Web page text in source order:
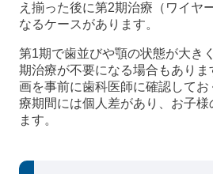
え揃った後に第2期治療（ワイヤ
なるケースがあります。
第1期で歯並びや顎の状態が大き
期治療が不要になる場合もあり
画を事前に歯科医師に確認して
療期間には個人差があり、お子様
ます。